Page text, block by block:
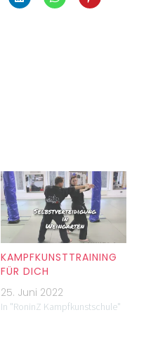
KAMPFKUNSTTRAINING
FÜR DICH
25. Juni 2022
In "RoninZ Kampfkunstschule"